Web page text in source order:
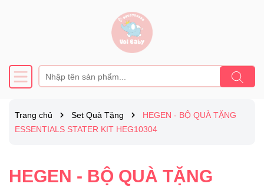
Trang chủ Set Quà Tặng
HEGEN - BỘ QUÀ TẶNG
ESSENTIALS STATER KIT HEG10304
HEGEN - BỘ QUÀ TẶNG